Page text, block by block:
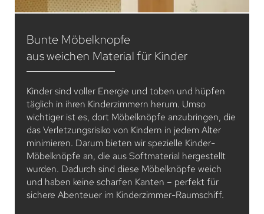
Bunte Möbelknopfe
aus weichen Material für Kinder
Kinder sind voller Energie und toben und hüpfen
täglich in ihren Kinderzimmern herum. Umso
wichtiger ist es, dort Möbelknöpfe anzubringen, die
das Verletzungsrisiko von Kindern in jedem Alter
minimieren. Darum bieten wir spezielle Kinder-
Möbelknöpfe an, die aus Softmaterial hergestellt
wurden. Dadurch sind diese Möbelknöpfe weich
und haben keine scharfen Kanten – perfekt für
sichere Abenteuer im Kinderzimmer-Raumschiff.